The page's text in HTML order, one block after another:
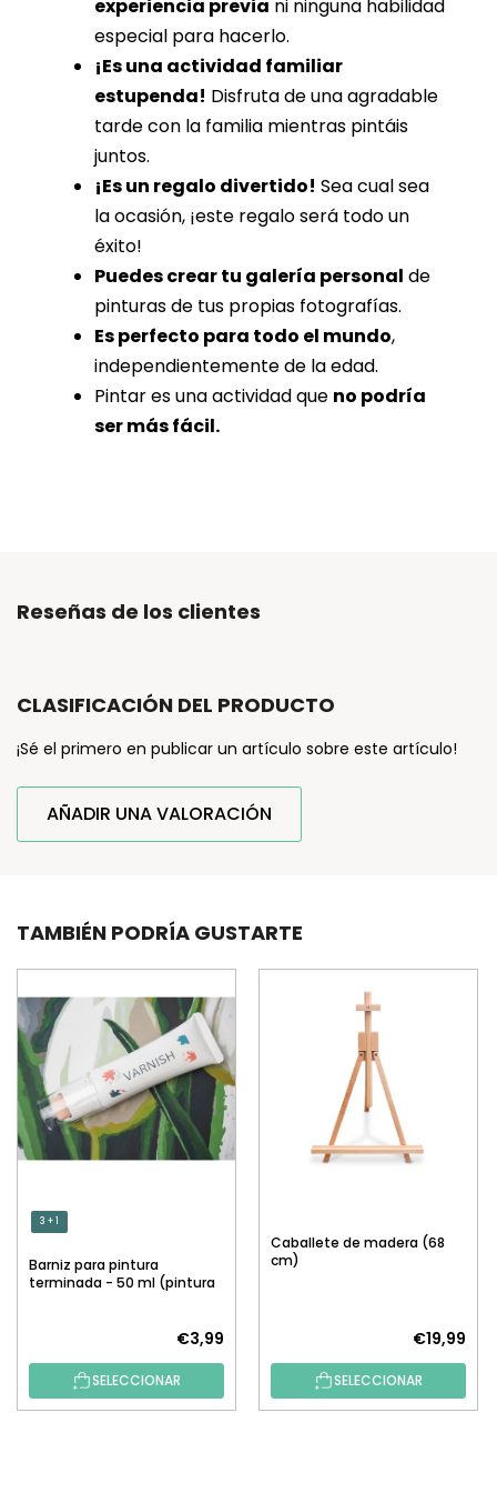
experiencia previa ni ninguna habilidad
especial para hacerlo.
¡Es una actividad familiar
estupenda! Disfruta de una agradable
tarde con la familia mientras pintáis
juntos.
¡Es un regalo divertido! Sea cual sea
la ocasión, ¡este regalo será todo un
éxito!
Puedes crear tu galería personal de
pinturas de tus propias fotografías.
Es perfecto para todo el mundo,
independientemente de la edad.
Pintar es una actividad que no podría
ser más fácil.
Reseñas de los clientes
CLASIFICACIÓN DEL PRODUCTO
¡Sé el primero en publicar un artículo sobre este artículo!
AÑADIR UNA VALORACIÓN
TAMBIÉN PODRÍA GUSTARTE
3 + 1
Barniz para pintura
terminada - 50 ml (pintura
€3,99
SELECCIONAR
Caballete de madera (68
cm)
€19,99
SELECCIONAR